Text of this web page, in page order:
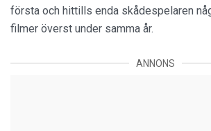
första och hittills enda skådespelaren
filmer överst under samma år.
ANNONS